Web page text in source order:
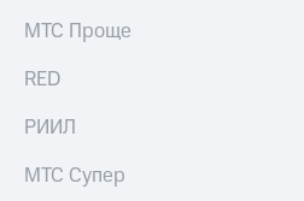
МТС Проще
RED
РИИЛ
МТС Супер